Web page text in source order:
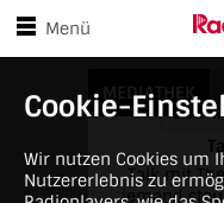
Cookie-
Wir nutzen Cookies um
Nutzererlebnis zu
Zum Hauptinhalt springen
Player-Steuerungen springen
Menü
Talk mit Thees
MEDIATHEK
1:00
Talk mit
jemand